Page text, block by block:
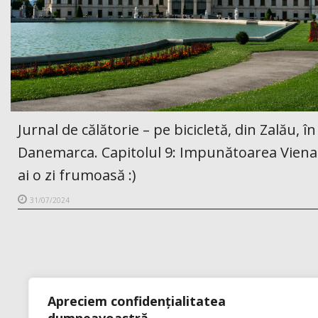
Apreciem confidențialitatea
Jurnal de călătorie – pe bicicletă, din Zalău, în
Danemarca. Capitolul 9: Impunătoarea
ai o zi frumoasă :)
31/07/2024